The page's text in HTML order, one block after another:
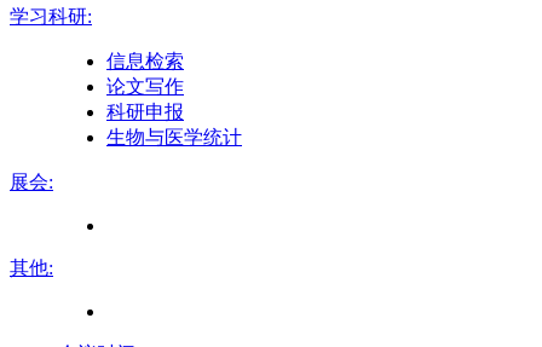
学习科研:
信息检索
论文写作
科研申报
生物与医学统计
展会:
其他: